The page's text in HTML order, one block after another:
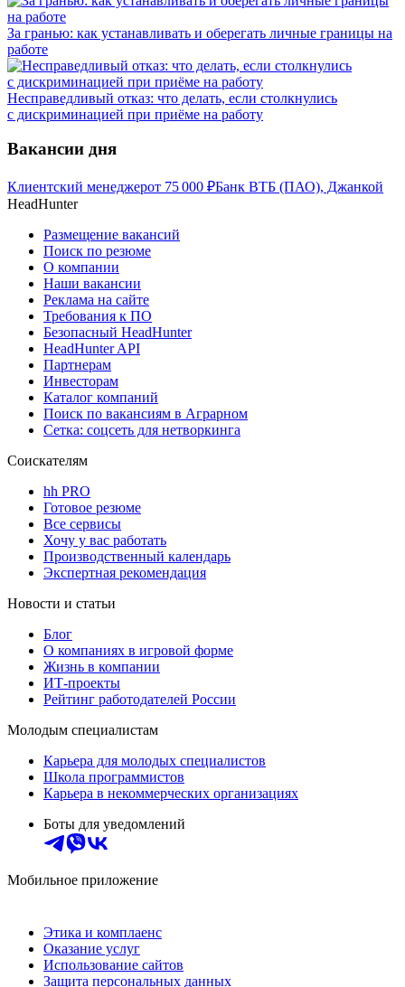
За гранью: как устанавливать и оберегать личные границы на
работе
Несправедливый отказ: что делать, если столкнулись
с дискриминацией при приёме на работу
Вакансии дня
Клиентский менеджерот 75 000 ₽Банк ВТБ (ПАО), Джанкой
HeadHunter
Размещение вакансий
Поиск по резюме
О компании
Наши вакансии
Реклама на сайте
Требования к ПО
Безопасный HeadHunter
HeadHunter API
Партнерам
Инвесторам
Каталог компаний
Поиск по вакансиям в Аграрном
Сетка: соцсеть для нетворкинга
Соискателям
hh PRO
Готовое резюме
Все сервисы
Хочу у вас работать
Производственный календарь
Экспертная рекомендация
Новости и статьи
Блог
О компаниях в игровой форме
Жизнь в компании
ИТ-проекты
Рейтинг работодателей России
Молодым специалистам
Карьера для молодых специалистов
Школа программистов
Карьера в некоммерческих организациях
Боты для уведомлений
Мобильное приложение
Этика и комплаенс
Оказание услуг
Использование сайтов
Защита персональных данных